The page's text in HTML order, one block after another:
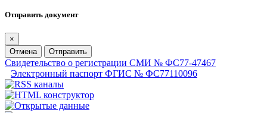
Отправить документ
×
Отмена
Отправить
Свидетельство о регистрации СМИ № ФС77-47467
Электронный паспорт ФГИС № ФС77110096